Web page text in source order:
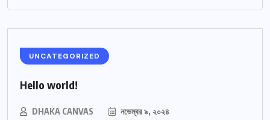
UNCATEGORIZED
Hello world!
DHAKA CANVAS নভেম্বর ৯, ২০২৪